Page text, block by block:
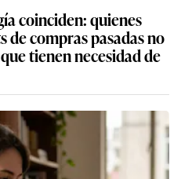
coinciden: quienes
de compras pasadas no
tienen necesidad de